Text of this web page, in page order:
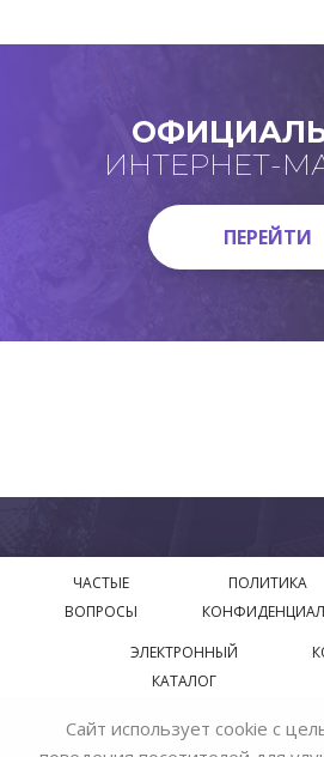
ИНТЕРНЕТ-
ПЕРЕЙТИ
ПЕРЕЙТИ
ЧАСТЫЕ
ВОПРОСЫ
ПОЛИТИКА
ЭЛЕКТРОННЫЙ
КАТАЛОГ
© 2018—2026 Официальный сайт
Сайт использует cookie с